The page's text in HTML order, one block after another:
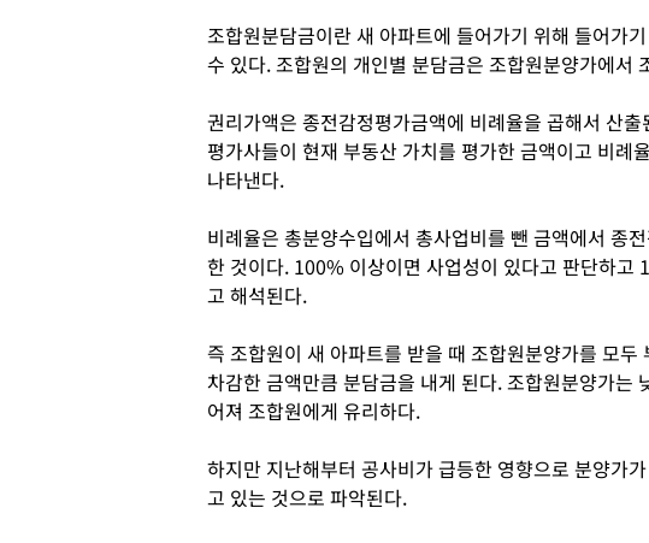
조합원분담금이란 새 아파트에 들어가기 위해 들어가
수 있다. 조합원의 개인별 분담금은 조합원분양가에서
권리가액은 종전감정평가금액에 비례율을 곱해서 산
평가사들이 현재 부동산 가치를 평가한 금액이고 비례
나타낸다.
비례율은 총분양수입에서 총사업비를 뺀 금액에서 종
한 것이다. 100% 이상이면 사업성이 있다고 판단하고
고 해석된다.
즉 조합원이 새 아파트를 받을 때 조합원분양가를 모두
차감한 금액만큼 분담금을 내게 된다. 조합원분양가는
어져 조합원에게 유리하다.
하지만 지난해부터 공사비가 급등한 영향으로 분양가
고 있는 것으로 파악된다.